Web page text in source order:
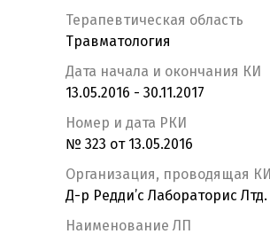
Терапевтическая область
Травматология
Дата начала и окончания КИ
13.05.2016 - 30.11.2017
Номер и дата РКИ
№ 323 от 13.05.2016
Организация, проводящая КИ
Д-р Редди’с Лабораторис Лтд.
Наименование ЛП